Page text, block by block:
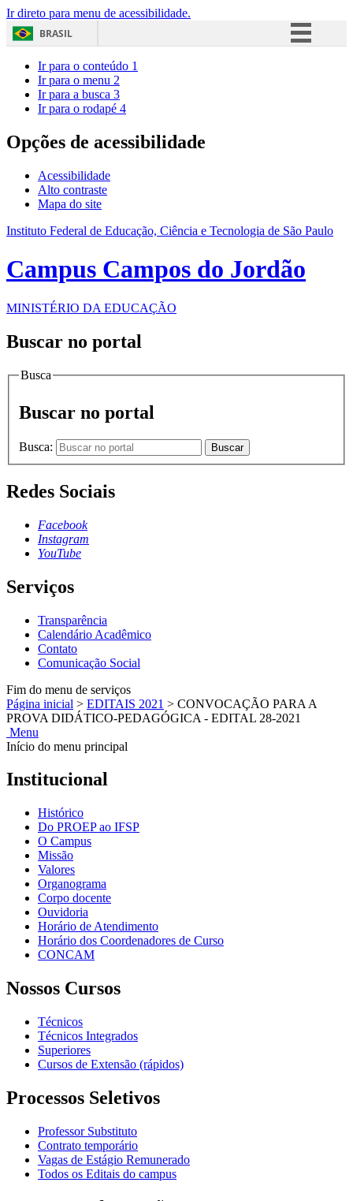
Ir direto para menu de acessibilidade.
BRASIL
Acesso à informação
Ir para o conteúdo 1
Ir para o menu 2
Ir para a busca 3
Ir para o rodapé 4
Opções de acessibilidade
Acessibilidade
Alto contraste
Mapa do site
Instituto Federal de Educação, Ciência e Tecnologia de São Paulo
Campus Campos do Jordão
MINISTÉRIO DA EDUCAÇÃO
Buscar no portal
Busca
Buscar no portal
Busca: Buscar
Redes Sociais
Facebook
Instagram
YouTube
Serviços
Transparência
Calendário Acadêmico
Contato
Comunicação Social
Fim do menu de serviços
Página inicial > EDITAIS 2021 > CONVOCAÇÃO PARA A
PROVA DIDÁTICO-PEDAGÓGICA - EDITAL 28-2021
Menu
Início do menu principal
Institucional
Histórico
Do PROEP ao IFSP
O Campus
Missão
Valores
Organograma
Corpo docente
Ouvidoria
Horário de Atendimento
Horário dos Coordenadores de Curso
CONCAM
Nossos Cursos
Técnicos
Técnicos Integrados
Superiores
Cursos de Extensão (rápidos)
Processos Seletivos
Professor Substituto
Contrato temporário
Vagas de Estágio Remunerado
Todos os Editais do campus